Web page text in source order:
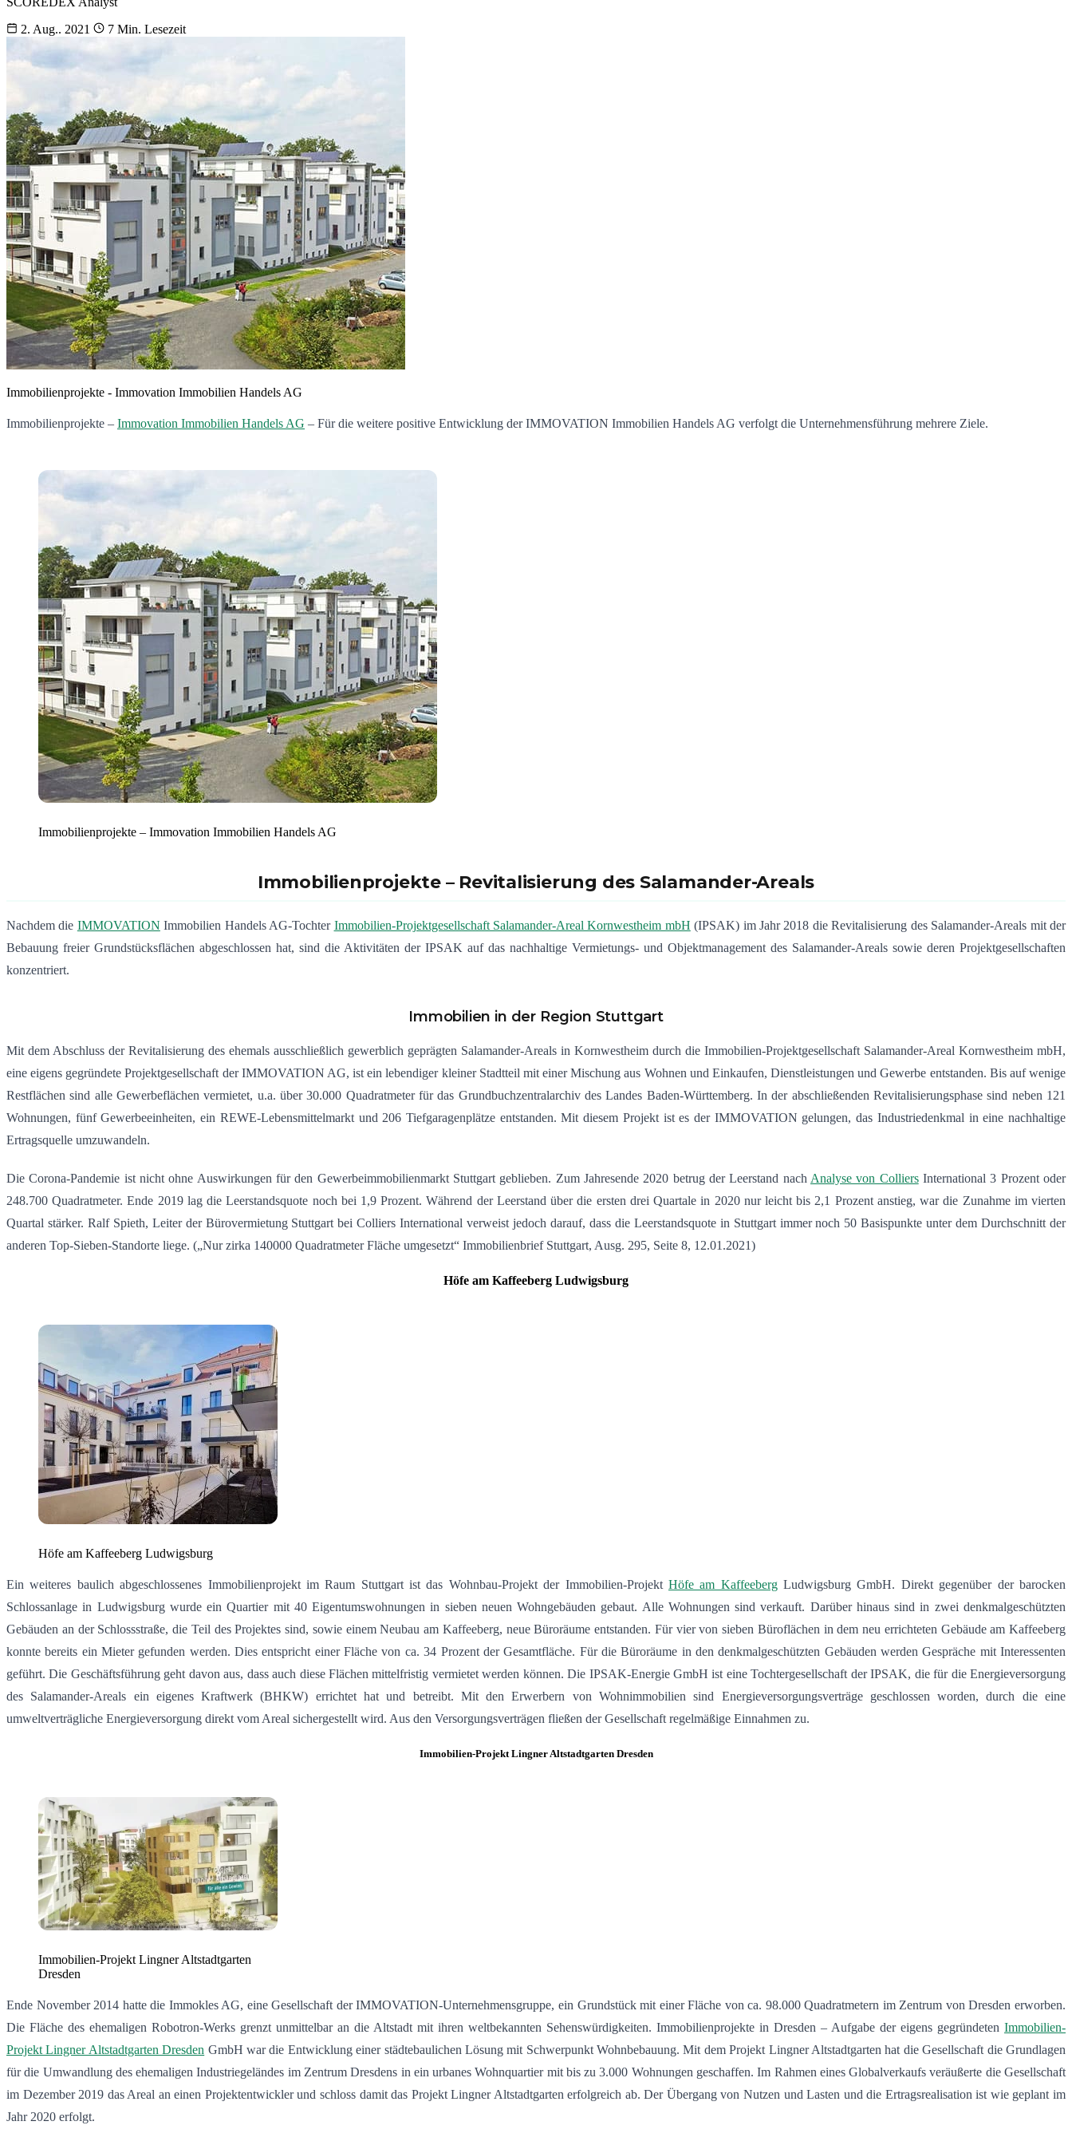
2. Aug.. 2021
7 Min. Lesezeit
Immobilienprojekte - Immovation Immobilien Handels AG
Immobilienprojekte – Immovation Immobilien Handels AG – Für die weitere positive Entwicklung der IMMOVATION Immobilien Handels AG verfolgt die Unternehmensführung mehrere Ziele.
Immobilienprojekte – Immovation Immobilien Handels AG
Immobilienprojekte – Revitalisierung des Salamander-Areals
Nachdem die IMMOVATION Immobilien Handels AG-Tochter Immobilien-Projektgesellschaft Salamander-Areal Kornwestheim mbH (IPSAK) im Jahr 2018 die Revitalisierung des Salamander-Areals mit der
Bebauung freier Grundstücksflächen abgeschlossen hat, sind die Aktivitäten der IPSAK auf das nachhaltige Vermietungs- und Objektmanagement des Salamander-Areals sowie deren Projektgesellschaften
konzentriert.
Immobilien in der Region Stuttgart
Mit dem Abschluss der Revitalisierung des ehemals ausschließlich gewerblich geprägten Salamander-Areals in Kornwestheim durch die Immobilien-Projektgesellschaft Salamander-Areal Kornwestheim mbH,
eine eigens gegründete Projektgesellschaft der IMMOVATION AG, ist ein lebendiger kleiner Stadtteil mit einer Mischung aus Wohnen und Einkaufen, Dienstleistungen und Gewerbe entstanden. Bis auf wenige
Restflächen sind alle Gewerbeflächen vermietet, u.a. über 30.000 Quadratmeter für das Grundbuchzentralarchiv des Landes Baden-Württemberg. In der abschließenden Revitalisierungsphase sind neben 121
Wohnungen, fünf Gewerbeeinheiten, ein REWE-Lebensmittelmarkt und 206 Tiefgaragenplätze entstanden. Mit diesem Projekt ist es der IMMOVATION gelungen, das Industriedenkmal in eine nachhaltige
Ertragsquelle umzuwandeln.
Die Corona-Pandemie ist nicht ohne Auswirkungen für den Gewerbeimmobilienmarkt Stuttgart geblieben. Zum Jahresende 2020 betrug der Leerstand nach Analyse von ColliersInternational 3 Prozent oder
248.700 Quadratmeter. Ende 2019 lag die Leerstandsquote noch bei 1,9 Prozent. Während der Leerstand über die ersten drei Quartale in 2020 nur leicht bis 2,1 Prozent anstieg, war die Zunahme im vierten
Quartal stärker. Ralf Spieth, Leiter der Bürovermietung Stuttgart bei Colliers International verweist jedoch darauf, dass die Leerstandsquote in Stuttgart immer noch 50 Basispunkte unter dem Durchschnitt der
anderen Top-Sieben-Standorte liege. („Nur zirka 140000 Quadratmeter Fläche umgesetzt“ Immobilienbrief Stuttgart, Ausg. 295, Seite 8, 12.01.2021)
Höfe am Kaffeeberg Ludwigsburg
Höfe am Kaffeeberg Ludwigsburg
Ein weiteres baulich abgeschlossenes Immobilienprojekt im Raum Stuttgart ist das Wohnbau-Projekt der Immobilien-Projekt Höfe am KaffeebergLudwigsburg GmbH. Direkt gegenüber der barocken
Schlossanlage in Ludwigsburg wurde ein Quartier mit 40 Eigentumswohnungen in sieben neuen Wohngebäuden gebaut. Alle Wohnungen sind verkauft. Darüber hinaus sind in zwei denkmalgeschützten
Gebäuden an der Schlossstraße, die Teil des Projektes sind, sowie einem Neubau am Kaffeeberg, neue Büroräume entstanden. Für vier von sieben Büroflächen in dem neu errichteten Gebäude am Kaffeeberg
konnte bereits ein Mieter gefunden werden. Dies entspricht einer Fläche von ca. 34 Prozent der Gesamtfläche. Für die Büroräume in den denkmalgeschützten Gebäuden werden Gespräche mit Interessenten
geführt. Die Geschäftsführung geht davon aus, dass auch diese Flächen mittelfristig vermietet werden können. Die IPSAK-Energie GmbH ist eine Tochtergesellschaft der IPSAK, die für die Energieversorgung
des Salamander-Areals ein eigenes Kraftwerk (BHKW) errichtet hat und betreibt. Mit den Erwerbern von Wohnimmobilien sind Energieversorgungsverträge geschlossen worden, durch die eine
umweltverträgliche Energieversorgung direkt vom Areal sichergestellt wird. Aus den Versorgungsverträgen fließen der Gesellschaft regelmäßige Einnahmen zu.
Immobilien-Projekt Lingner Altstadtgarten Dresden
Immobilien-Projekt Lingner Altstadtgarten
Dresden
Ende November 2014 hatte die Immokles AG, eine Gesellschaft der IMMOVATION-Unternehmensgruppe, ein Grundstück mit einer Fläche von ca. 98.000 Quadratmetern im Zentrum von Dresden erworben.
Die Fläche des ehemaligen Robotron-Werks grenzt unmittelbar an die Altstadt mit ihren weltbekannten Sehenswürdigkeiten. Immobilienprojekte in Dresden – Aufgabe der eigens gegründeten Immobilien-
Projekt Lingner Altstadtgarten Dresden GmbH war die Entwicklung einer städtebaulichen Lösung mit Schwerpunkt Wohnbebauung. Mit dem Projekt Lingner Altstadtgarten hat die Gesellschaft die Grundlagen
für die Umwandlung des ehemaligen Industriegeländes im Zentrum Dresdens in ein urbanes Wohnquartier mit bis zu 3.000 Wohnungen geschaffen. Im Rahmen eines Globalverkaufs veräußerte die Gesellschaft
im Dezember 2019 das Areal an einen Projektentwickler und schloss damit das Projekt Lingner Altstadtgarten erfolgreich ab. Der Übergang von Nutzen und Lasten und die Ertragsrealisation ist wie geplant im
Jahr 2020 erfolgt.